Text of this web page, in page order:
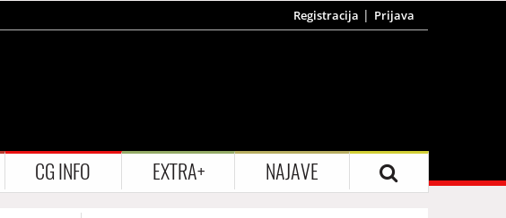
Registracija Prijava
CG INFO EXTRA+ NAJAVE